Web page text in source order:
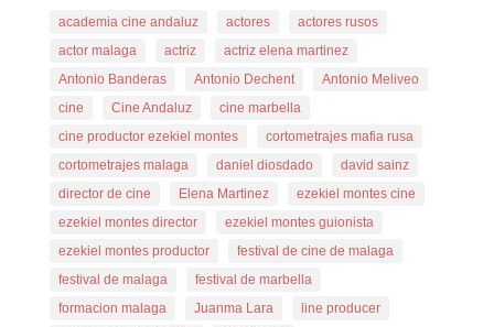
academia cine andaluz actores
actores rusos
actor malaga
actriz
actriz elena martinez
Antonio Banderas
Antonio Dechent
Antonio Meliveo
cine
Cine Andaluz
cine marbella
cine productor ezekiel montes
cortometrajes mafia rusa
cortometrajes malaga
daniel diosdado
david sainz
director de cine
Elena Martinez
ezekiel montes cine
ezekiel montes director
ezekiel montes guionista
ezekiel montes productor
festival de cine de malaga
festival de malaga
festival de marbella
formacion malaga
Juanma Lara
line producer